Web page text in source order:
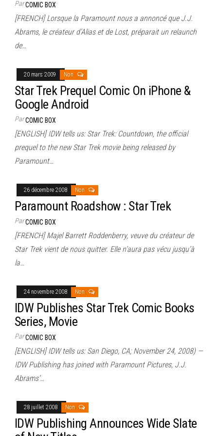
ParCOMIC BOX
[FRENCH] Lorsque la Paramount nous a annoncé que J.J.
Abrams, le créateur d’Alias et de Lost, préparait un relaunch
de…
20 mars 2009 Non
Star Trek Prequel Comic On iPhone &
Google Android
ParCOMIC BOX
[ENGLISH] IDW tells us: Star Trek: Countdown, the official
prequel to the new Star Trek movie being released by
Paramount…
26 décembre 2008 Non
Paramount Roadshow : Star Trek
ParCOMIC BOX
[FRENCH] Majel Barrett Roddenberry, veuve du créateur de
Star Trek vient de nous quitter. Elle n’aura pas vécu jusqu’à
la…
24 novembre 2008 Non
IDW Publishes Star Trek Comic Books
Series, Movie
ParCOMIC BOX
[ENGLISH] IDW tells us: San Diego, CA; November 24, 2008) —
IDW Publishing has joined with Paramount Pictures, J.J.
Abrams’…
28 juillet 2008 Non
IDW Publishing Announces Wide Slate